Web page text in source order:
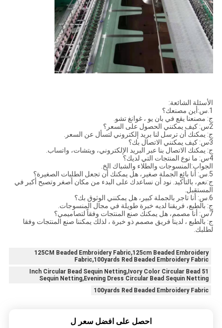
الأسئلة الشائعة:
1.س:أين مصنعك؟
ج: مصنعنا يقع في بان يو ، غوانغ تشو.
2س: كيف يمكنني الحصول على السعر؟
ج: يمكنك أن ترسل لنا بريد إلكتروني لتسأل عن السعر.
3س: كيف يمكنني الاتصال بك؟
ج: يمكنك الاتصال بنا عبر البريد الإلكتروني، ويتشات، واتساب.
4س: ما نوع المنتجات التي لديك؟
الجواب:المنسوجات والطلاء والشباك الخ.
5.س: أنا بائع الجملة صغير، هل يمكنك أن تجعل الطلبات الصغيرة؟
ج:نعم، بالتأكيد. نود أن نساعدك على البدء من مكان أصغر وتصبح أكبر في
المستقبل.
6.س: أنا تاجر بالجملة كبير، هل يمكنني الوثوق بك؟
ج: بالطبع، فريقنا لديه خبرة طويلة في مجال المنسوجات.
7س: أنا مصمم، هل يمكنك صنع المنتجات وفقاً لتصاميمي؟
ج: بالطبع ، لدينا فريق مصمم ذو خبرة ، لذلك يمكننا صنع المنتجات وفقا
لطلبك.
125CM Beaded Embroidery Fabric,125cm Beaded Embroidery
Fabric,100yards Red Beaded Embroidery Fabric
51 Inch Circular Bead Sequin Netting,Ivory Color Circular Bead
Sequin Netting,Evening Dress Circular Bead Sequin Netting
100yards Red Beaded Embroidery Fabric
احصل على افضل سعر ل